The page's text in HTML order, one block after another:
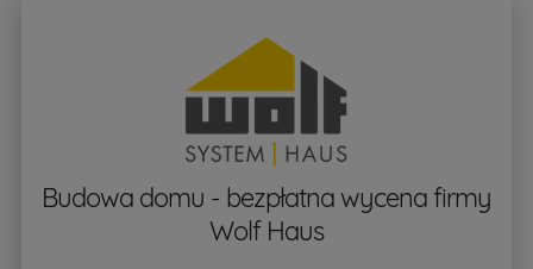
Budowa domu - bezpłatna wycena firmy
Wolf Haus